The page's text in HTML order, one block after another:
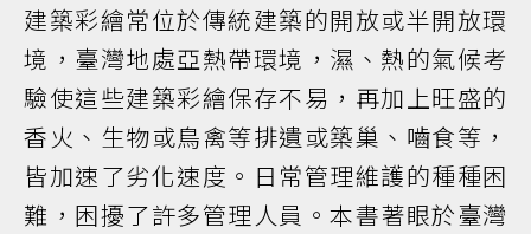
建築彩繪常位於傳統建築的開放或半開放環
境，臺灣地處亞熱帶環境，濕、熱的氣候考
驗使這些建築彩繪保存不易，再加上旺盛的
香火、生物或鳥禽等排遺或築巢、嚙食等，
皆加速了劣化速度。日常管理維護的種種困
難，困擾了許多管理人員。本書著眼於臺灣